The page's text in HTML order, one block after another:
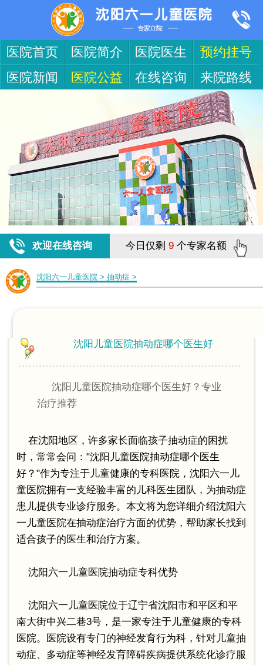
医院首页 医院简介 医院医生
预约挂号
医院新闻
医院公益 在线咨询 来院路线
欢迎在线咨询 今日仅剩 9 个专家名额
沈阳六一儿童医院> 抽动症 >
沈阳儿童医院抽动症哪个医生好
沈阳儿童医院抽动症哪个医生好？专业
治疗推荐
在沈阳地区，许多家长面临孩子抽动症的困扰
时，常常会问："沈阳儿童医院抽动症哪个医生
好？"作为专注于儿童健康的专科医院，沈阳六一儿
童医院拥有一支经验丰富的儿科医生团队，为抽动症
患儿提供专业诊疗服务。本文将为您详细介绍沈阳六
一儿童医院在抽动症治疗方面的优势，帮助家长找到
适合孩子的医生和治疗方案。
沈阳六一儿童医院抽动症专科优势
沈阳六一儿童医院位于辽宁省沈阳市和平区和平
南大街中兴二巷3号，是一家专注于儿童健康的专科
医院。医院设有专门的神经发育行为科，针对儿童抽
动症、多动症等神经发育障碍疾病提供系统化诊疗服